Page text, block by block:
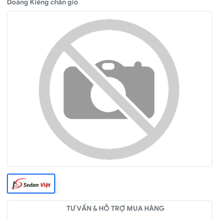
Doăng Kiếng chắn gió
TƯ VẤN & HỖ TRỢ MUA HÀNG